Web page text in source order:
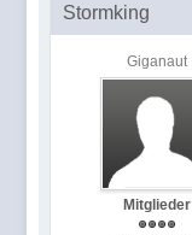
Stormking
Giganaut
Mitglieder